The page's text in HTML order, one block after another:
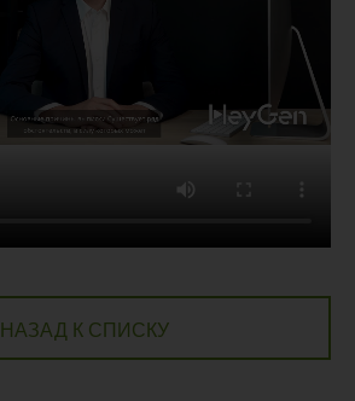
НАЗАД К СПИСКУ